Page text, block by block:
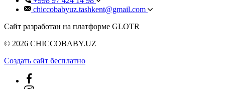
chiccobabyuz.tashkent@gmail.com
Сайт разработан на платформе GLOTR
© 2026 CHICCOBABY.UZ
Создать cайт бесплатно